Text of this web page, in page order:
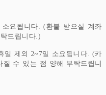
요됩니다. (환불 받으실 계좌
드립니다.)
일 제외 2~7일 소요됩니다. (카
수 있는 점 양해 부탁드립니